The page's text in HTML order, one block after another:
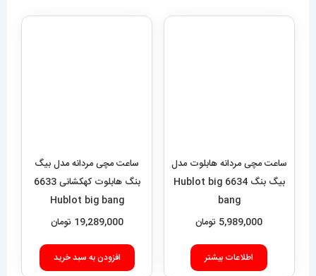
ساعت مچی مردانه هابلوت مدل
بیگ بنگ 6634 Hublot big
bang
5,989,000 تومان
اطلاعات بیشتر
ساعت مچی مردانه مدل بیگ
بنگ هابلوت کهکشانی 6633
Hublot big bang
19,289,000 تومان
افزودن به سبد خرید